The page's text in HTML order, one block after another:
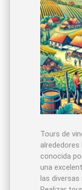
Tours de
alrededores
conocida
una
las